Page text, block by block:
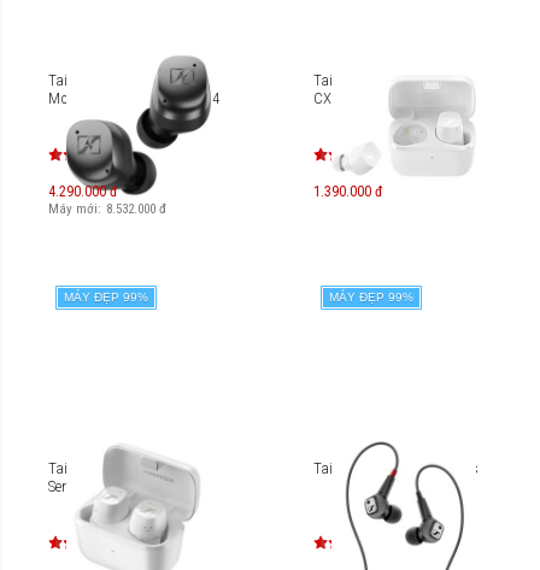
Tai nghe Sennheiser
Momentum True Wireless 4
4.290.000 đ
Máy mới: 8.532.000 đ
Tai nghe Sennheiser CX
CX200TW1 True Wireless
1.390.000 đ
MÁY ĐẸP 99%
Tai nghe True Wireless
Sennheiser CX Plus
MÁY ĐẸP 99%
Tai nghe Sennheiser IE 80s